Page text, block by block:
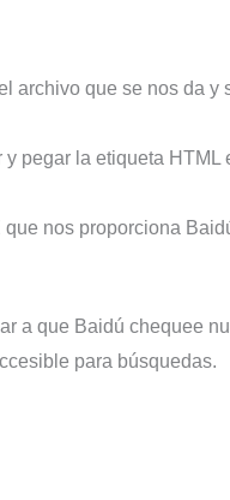
archivo que se nos da y
y pegar la etiqueta HTML
nos proporciona
a que Baidú chequee
para búsquedas.